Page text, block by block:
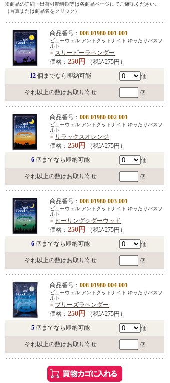
※商品の詳細・出荷可能時期等は各商品ページにてご確認ください。
（写真または商品名をクリック）
商品番号： 008-01980-001-001
ビューウェル アンドグッドナイト ゆったりバスソ
ルト
● スリーピーラベンダー
価格： 250円
（税込275円）
12 個までなら即納可能 個
それ以上の数はお取り寄せ 個
商品番号： 008-01980-002-001
ビューウェル アンドグッドナイト ゆったりバスソ
ルト
● リラックスオレンジ
価格： 250円
（税込275円）
6 個までなら即納可能 個
それ以上の数はお取り寄せ 個
商品番号： 008-01980-003-001
ビューウェル アンドグッドナイト ゆったりバスソ
ルト
● ヒーリングシダーウッド
価格： 250円
（税込275円）
6 個までなら即納可能 個
それ以上の数はお取り寄せ 個
商品番号： 008-01980-004-001
ビューウェル アンドグッドナイト ゆったりバスソ
ルト
● ブリーズラベンダー
価格： 250円
（税込275円）
5 個までなら即納可能 個
それ以上の数はお取り寄せ 個